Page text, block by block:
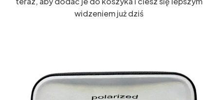
widzeniem już dziś